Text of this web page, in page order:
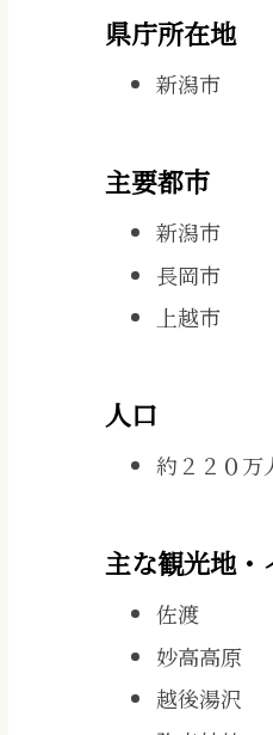
県庁所在地
新潟市
主要都市
新潟市
長岡市
上越市
人口
約２２０万
主な観光地・
佐渡
妙高高原
越後湯沢